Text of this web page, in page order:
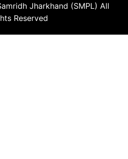
Jharkhand (SMPL) All
Reserved